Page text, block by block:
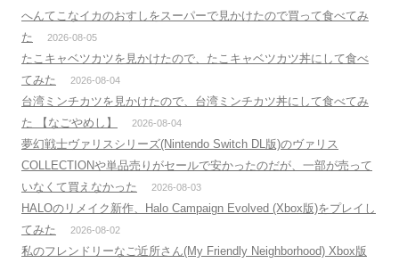
へんてこなイカのおすしをスーパーで見かけたので買って食べてみ
た
2026-08-05
たこキャベツカツを見かけたので、たこキャベツカツ丼にして食べ
てみた
2026-08-04
台湾ミンチカツを見かけたので、台湾ミンチカツ丼にして食べてみ
た 【なごやめし】
2026-08-04
夢幻戦士ヴァリスシリーズ(Nintendo Switch DL版)のヴァリス
COLLECTIONや単品売りがセールで安かったのだが、一部が売って
いなくて買えなかった
2026-08-03
HALOのリメイク新作、Halo Campaign Evolved (Xbox版)をプレイし
てみた
2026-08-02
私のフレンドリーなご近所さん(My Friendly Neighborhood) Xbox版